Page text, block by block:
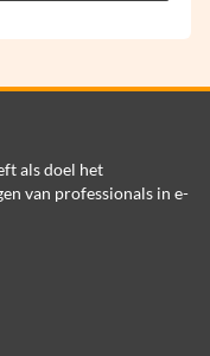
als doel het
van professionals in e-